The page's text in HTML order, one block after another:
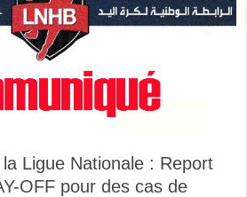
Ligue Nationale : Report
OFF pour des cas de